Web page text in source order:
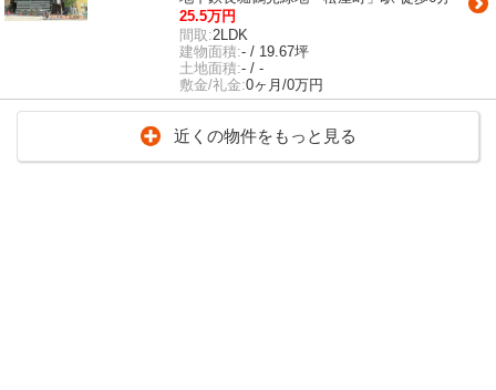
25.5万円
間取:2LDK
建物面積:- / 19.67坪
土地面積:- / -
敷金/礼金:0ヶ月/0万円
近くの物件をもっと見る